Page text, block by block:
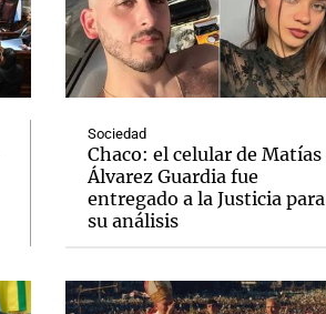
Sociedad
Chaco: el celular de Matías
Álvarez Guardia fue
entregado a la Justicia para
su análisis